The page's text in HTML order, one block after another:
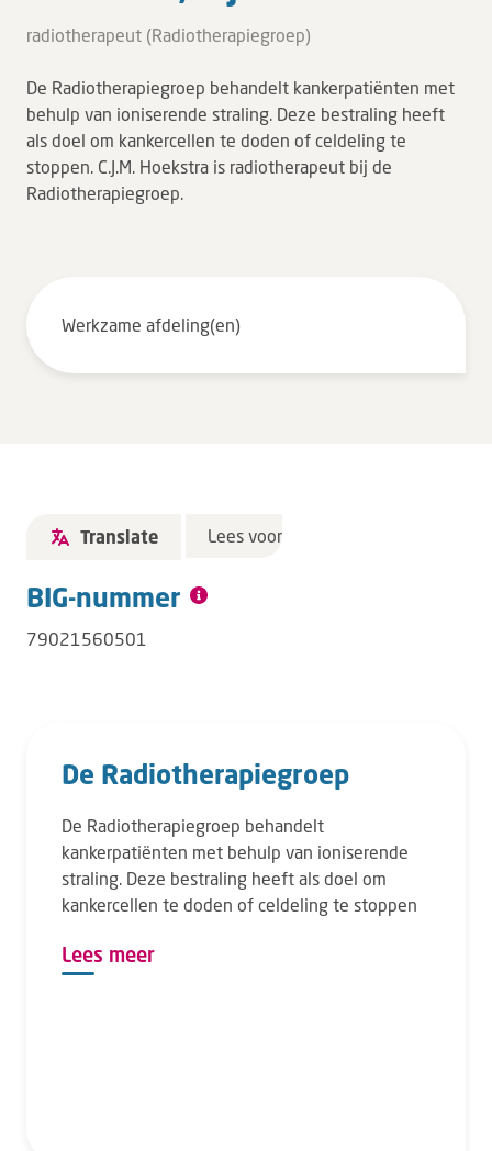
Tarieven en vergoeding
Uw gegevens
Wachttijden
Bezoek
Leren
Over ons
radiotherapeut (Radiotherapiegroep)
De Radiotherapiegroep behandelt kankerpatiënten met
behulp van ioniserende straling. Deze bestraling heeft
als doel om kankercellen te doden of celdeling te
stoppen. C.J.M. Hoekstra is radiotherapeut bij de
Radiotherapiegroep.
Werkzame afdeling(en)
Translate Lees voor
BIG-nummer
79021560501
De Radiotherapiegroep
De Radiotherapiegroep behandelt
kankerpatiënten met behulp van ioniserende
straling. Deze bestraling heeft als doel om
kankercellen te doden of celdeling te stoppen
Lees meer